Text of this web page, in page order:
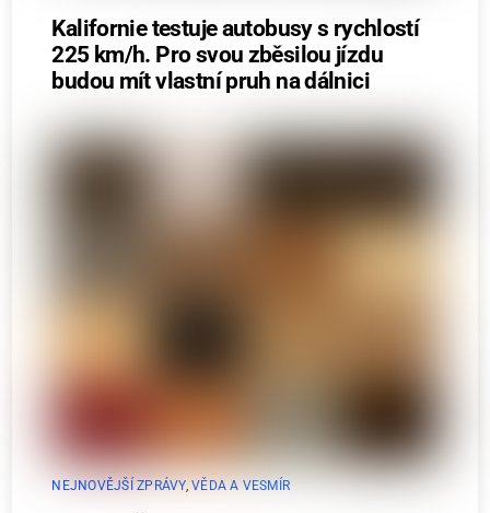
Kalifornie testuje autobusy s rychlostí
225 km/h. Pro svou zběsilou jízdu
budou mít vlastní pruh na dálnici
NEJNOVĚJŠÍ ZPRÁVY,VĚDA A VESMÍR